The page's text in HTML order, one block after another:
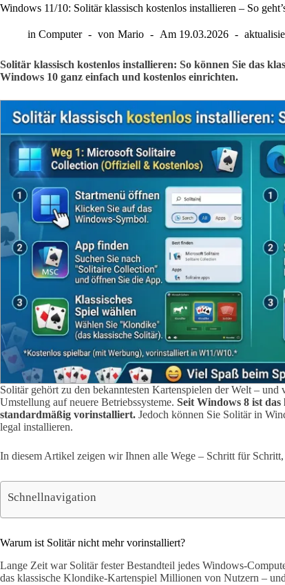
Windows 11/10: Solitär klassisch kostenlos installieren – So
in Computer von Mario Am 19.03.2026
Solitär klassisch kostenlos installieren: So können Sie das
Windows 10 ganz einfach und kostenlos einrichten.
Solitär gehört zu den bekanntesten Kartenspielen der Welt –
Umstellung auf neuere Betriebssysteme. Seit Windows 8 ist
standardmäßig vorinstalliert. Jedoch können Sie Solitär in
legal installieren.
In diesem Artikel zeigen wir Ihnen alle Wege – Schritt für
Schnellnavigation
Warum ist Solitär nicht mehr vorinstalliert?
Lange Zeit war Solitär fester Bestandteil jedes Windows-
das klassische Klondike-Kartenspiel Millionen von Nutzern –